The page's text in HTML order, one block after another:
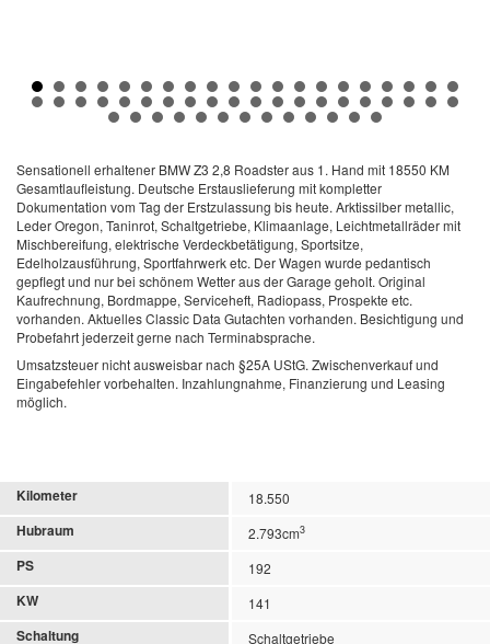
Sensationell erhaltener BMW Z3 2,8 Roadster aus 1. Hand mit 18550 KM
Gesamtlaufleistung. Deutsche Erstauslieferung mit kompletter
Dokumentation vom Tag der Erstzulassung bis heute. Arktissilber metallic,
Leder Oregon, Taninrot, Schaltgetriebe, Klimaanlage, Leichtmetallräder mit
Mischbereifung, elektrische Verdeckbetätigung, Sportsitze,
Edelholzausführung, Sportfahrwerk etc. Der Wagen wurde pedantisch
gepflegt und nur bei schönem Wetter aus der Garage geholt. Original
Kaufrechnung, Bordmappe, Serviceheft, Radiopass, Prospekte etc.
vorhanden. Aktuelles Classic Data Gutachten vorhanden. Besichtigung und
Probefahrt jederzeit gerne nach Terminabsprache.
Umsatzsteuer nicht ausweisbar nach §25A UStG. Zwischenverkauf und
Eingabefehler vorbehalten. Inzahlungnahme, Finanzierung und Leasing
möglich.
Kilometer 18.550
Hubraum 2.793cm3
PS 192
KW 141
Schaltung Schaltgetriebe